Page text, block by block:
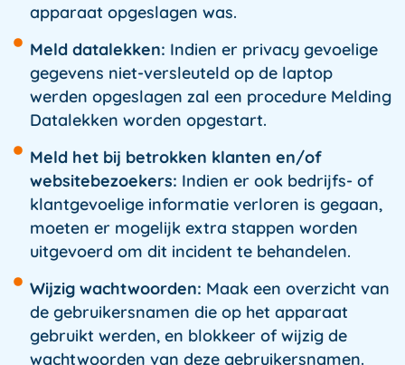
apparaat opgeslagen was.
Meld datalekken: Indien er privacy gevoelige
gegevens niet-versleuteld op de laptop
werden opgeslagen zal een procedure Melding
Datalekken worden opgestart.
Meld het bij betrokken klanten en/of
websitebezoekers: Indien er ook bedrijfs- of
klantgevoelige informatie verloren is gegaan,
moeten er mogelijk extra stappen worden
uitgevoerd om dit incident te behandelen.
Wijzig wachtwoorden: Maak een overzicht van
de gebruikersnamen die op het apparaat
gebruikt werden, en blokkeer of wijzig de
wachtwoorden van deze gebruikersnamen.